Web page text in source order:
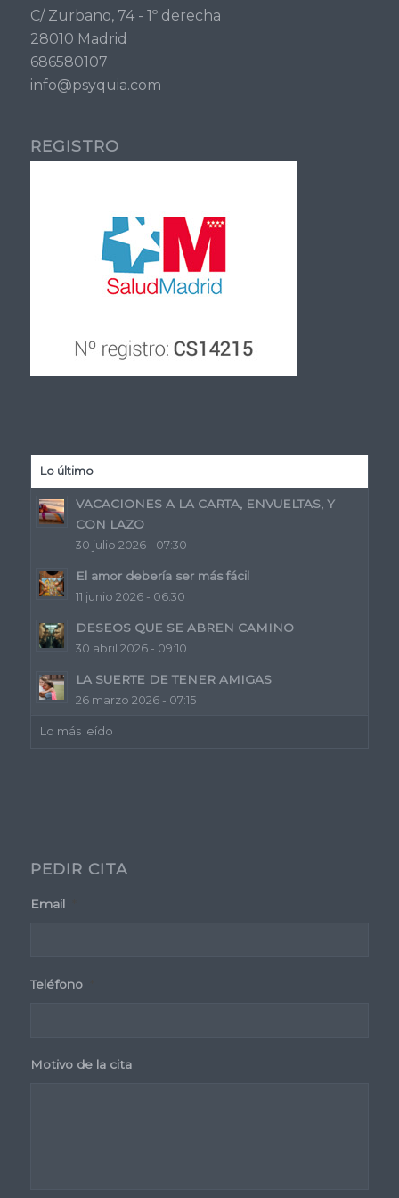
C/ Zurbano, 74 - 1º derecha
28010 Madrid
686580107
info@psyquia.com
REGISTRO
Lo último
VACACIONES A LA CARTA, ENVUELTAS, Y
CON LAZO
30 julio 2026 - 07:30
El amor debería ser más fácil
11 junio 2026 - 06:30
DESEOS QUE SE ABREN CAMINO
30 abril 2026 - 09:10
LA SUERTE DE TENER AMIGAS
26 marzo 2026 - 07:15
Lo más leído
PEDIR CITA
Email
Teléfono
Motivo de la cita